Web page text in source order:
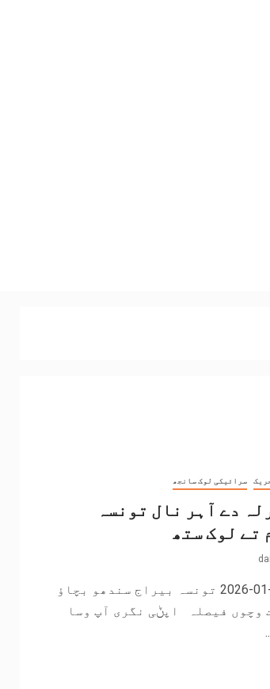
سرائیکی لوک سانجھ
دے آہر نال تونسہ
تے لوک ستھ
سندھ ساگر ستھ 25-01-2026 تونسہ بیراج سندھو بچاؤ
وچوں فیصلہ اپݨی نگری آپ وسا